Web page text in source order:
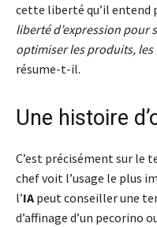
cette liberté qu’il entend
liberté d’expression pour
optimiser les produits, les
résume-t-il.
Une histoire
C’est précisément sur le
chef voit l’usage le plus
l’IApeut conseiller une
d’affinage d’un pecorino